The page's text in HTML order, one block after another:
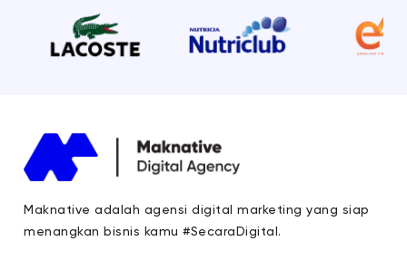
Maknative adalah agensi digital marketing yang siap
menangkan bisnis kamu #SecaraDigital.